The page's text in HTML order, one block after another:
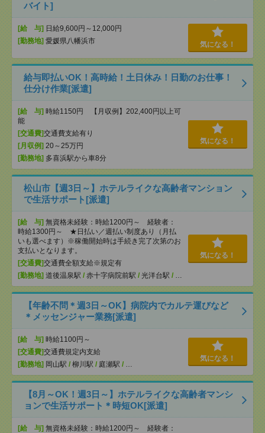
バイト]
[給 与] 日給9,600円～12,000円
[勤務地] 愛媛県八幡浜市 気になる！
給与即払いOK！高時給！土日休み！日勤のお仕事！
仕分け作業[派遣]
[給 与] 時給1150円 【月収例】202,400円以上可
能
[交通費]交通費支給有り
[月収例] 20～25万円
[勤務地] 多喜浜駅から車8分
気になる！
松山市【週3日～】ホテルライクな高齢者マンション
で生活サポート[派遣]
[給 与] 無資格未経験：時給1200円～ 経験者：
時給1300円～ ★日払い／週払い制度あり（月払
いも選べます）※稼働開始時は手続き完了次第のお
支払いとなります。
[交通費]交通費全額支給※規定有
[勤務地] 道後温泉駅 / 赤十字病院前駅 / 光洋台駅 / …
気になる！
【年齢不問＊週3日～OK】病院内でカルテ運びなど
＊メッセンジャー業務[派遣]
[給 与] 時給1100円～
[交通費]交通費規定内支給
[勤務地] 岡山駅 / 柳川駅 / 庭瀬駅 / …
気になる！
【8月～OK！週3日～】ホテルライクな高齢者マンシ
ョンで生活サポート＊時短OK[派遣]
[給 与] 無資格未経験：時給1200円～ 経験者：